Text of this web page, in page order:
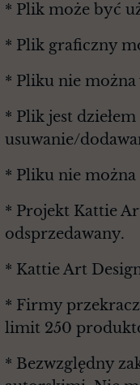
* Plik może być
* Plik graficzny
* Pliku nie
* Plik jest
usuwanie/
* Pliku nie
* Projekt Kattie
odsprzedawany.
* Kattie Art
* Firmy
limit 250
* Bezwzględny